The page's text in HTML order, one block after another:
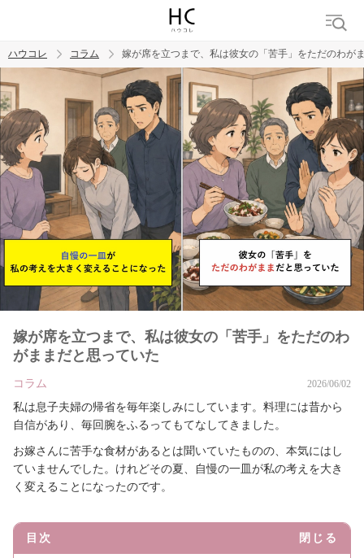
トレンド ワード
男の本音 男ウケ NG行動 彼女 イイ女 婚活
ハウコレ コラム 嫁が席を立つまで、私は彼女の「苦手」をただのわが
嫁が席を立つまで、私は彼女の「苦手」をただのわ
がままだと思っていた
コラム 2026/06/02
私は息子夫婦の帰省を毎年楽しみにしています。料理には昔から
自信があり、毎回腕をふるってもてなしてきました。
お嫁さんに苦手な食材があるとは聞いていたものの、本気にはし
ていませんでした。けれどその夏、自慢の一皿が私の考えを大き
く変えることになったのです。
目次 閉じる